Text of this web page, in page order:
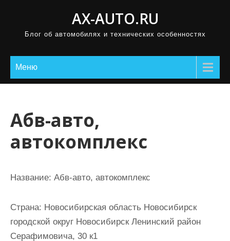
AX-AUTO.RU
Блог об автомобилях и технических особенностях
Меню
Абв-авто,
автокомплекс
Название: Абв-авто, автокомплекс
Страна: Новосибирская область Новосибирск
городской округ Новосибирск Ленинский район
Серафимовича, 30 к1